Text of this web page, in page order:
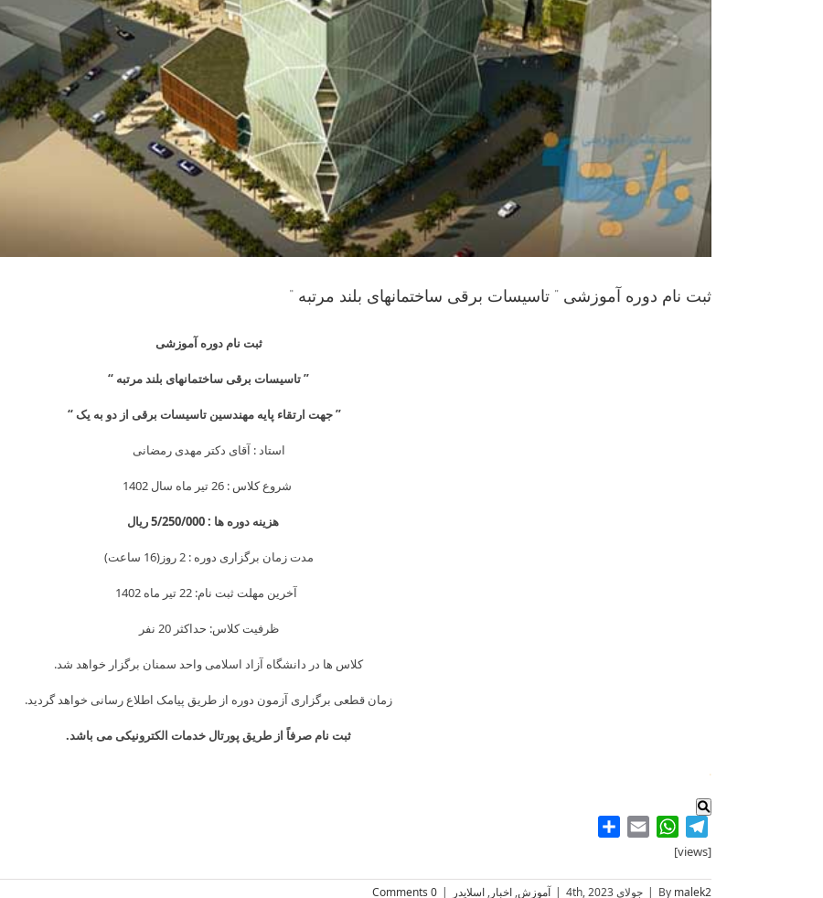
to
ثبت نام دوره آموزشی ” تاسیسات برقی ساختمانهای بلند مرتبه “
ثبت نام دوره آموزشی
” تاسیسات برقی ساختمانهای بلند مرتبه “
” جهت ارتقاء پایه مهندسین تاسیسات برقی از دو به یک “
استاد : آقای دکتر مهدی رمضانی
شروع کلاس : 26 تیر ماه سال 1402
هزینه دوره ها : 5/250/000 ريال
مدت زمان برگزاری دوره : 2 روز(16 ساعت)
آخرین مهلت ثبت نام: 22 تیر ماه 1402
ظرفیت کلاس: حداکثر 20 نفر
کلاس ها در دانشگاه آزاد اسلامی واحد سمنان برگزار خواهد شد.
زمان قطعی برگزاری آزمون دوره از طریق پیامک اطلاع رسانی خواهد گردید.
ثبت نام صرفاً از طریق پورتال خدمات الکترونیکی می باشد.
.
Telegram
WhatsApp
Email
[views]
By malek2
| جولای 4th, 2023 | آموزش, اخبار, اسلایدر |
0 Comments